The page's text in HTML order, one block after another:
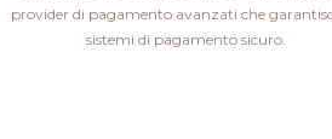
provider di pagamento avanzati che
sistemi di pagamento sicuro.